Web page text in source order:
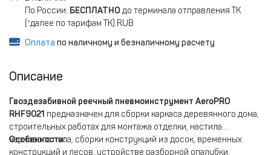
По России: БЕСПЛАТНО до терминала отправления ТК
(*далее по тарифам ТК) RUB
Оплата по наличному и безналичному расчету
Описание
Гвоздезабивной реечный пневмоинструмент AeroPRO
RHF9021 предназначен для сборки каркаса деревянного дома,
строительных работах для монтажа отделки, настила
чернового пола, сборки конструкций из досок, временных
конструкций и лесов, устройстве разборной опалубки.
Особенности: